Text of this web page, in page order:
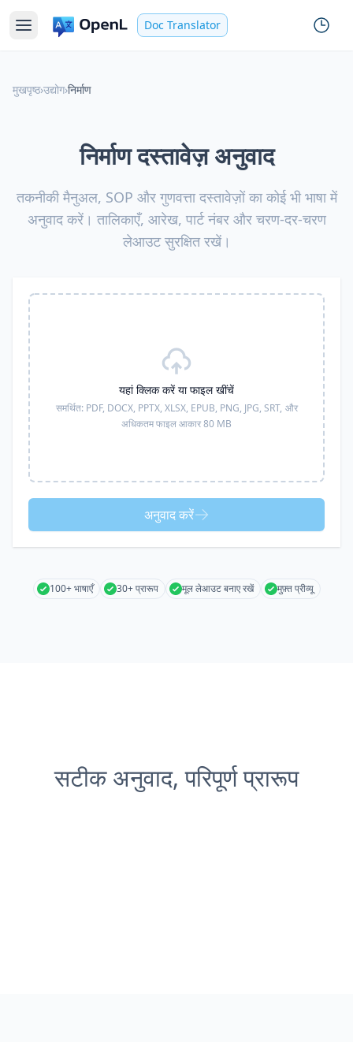
Doc Translator
मुखपृष्ठ›उद्योग›निर्माण
निर्माण दस्तावेज़ अनुवाद
तकनीकी मैनुअल, SOP और गुणवत्ता दस्तावेज़ों का कोई भी भाषा में
अनुवाद करें। तालिकाएँ, आरेख, पार्ट नंबर और चरण-दर-चरण
लेआउट सुरक्षित रखें।
यहां क्लिक करें या फाइल खींचें
समर्थित: PDF, DOCX, PPTX, XLSX, EPUB, PNG, JPG, SRT, और
अधिकतम फाइल आकार 80 MB
अनुवाद करें
100+ भाषाएँ 30+ प्रारूप मूल लेआउट बनाए रखें मुफ़्त प्रीव्यू
सटीक अनुवाद, परिपूर्ण प्रारूप